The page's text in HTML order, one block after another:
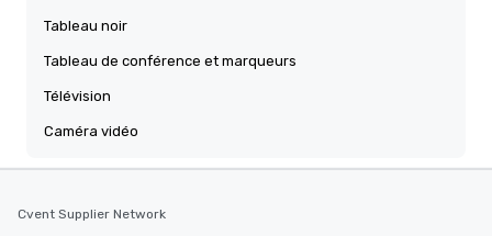
Tableau noir
Tableau de conférence et marqueurs
Télévision
Caméra vidéo
Cvent Supplier Network